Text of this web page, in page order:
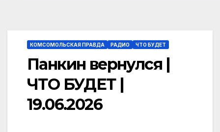
КОМСОМОЛЬСКАЯ ПРАВДА РАДИО ЧТО БУДЕТ
Панкин вернулся |
ЧТО БУДЕТ |
19.06.2026